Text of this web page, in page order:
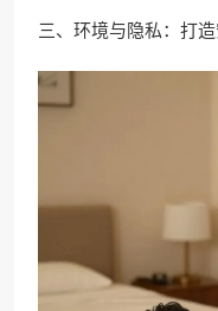
三、环境与隐私：打